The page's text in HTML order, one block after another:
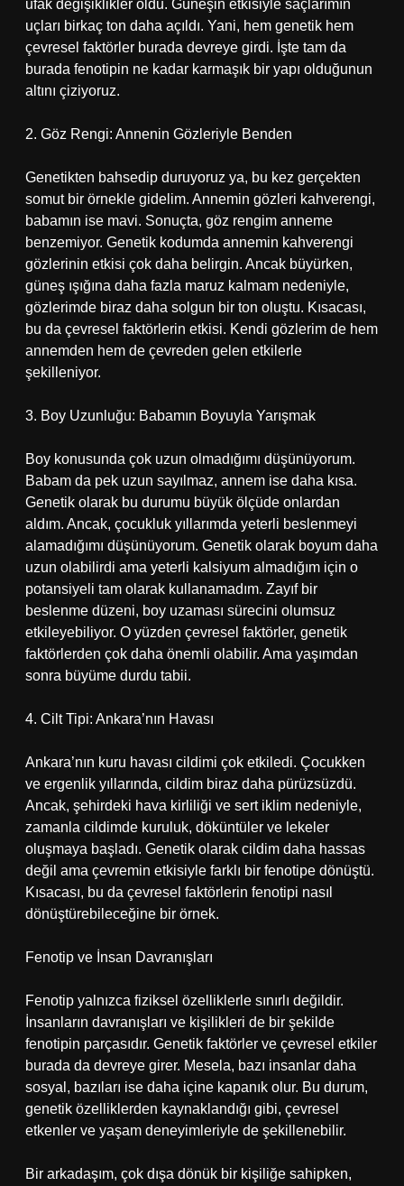
ufak değişiklikler oldu. Güneşin etkisiyle saçlarımın
uçları birkaç ton daha açıldı. Yani, hem genetik hem
çevresel faktörler burada devreye girdi. İşte tam da
burada fenotipin ne kadar karmaşık bir yapı olduğunun
altını çiziyoruz.
2. Göz Rengi: Annenin Gözleriyle Benden
Genetikten bahsedip duruyoruz ya, bu kez gerçekten
somut bir örnekle gidelim. Annemin gözleri kahverengi,
babamın ise mavi. Sonuçta, göz rengim anneme
benzemiyor. Genetik kodumda annemin kahverengi
gözlerinin etkisi çok daha belirgin. Ancak büyürken,
güneş ışığına daha fazla maruz kalmam nedeniyle,
gözlerimde biraz daha solgun bir ton oluştu. Kısacası,
bu da çevresel faktörlerin etkisi. Kendi gözlerim de hem
annemden hem de çevreden gelen etkilerle
şekilleniyor.
3. Boy Uzunluğu: Babamın Boyuyla Yarışmak
Boy konusunda çok uzun olmadığımı düşünüyorum.
Babam da pek uzun sayılmaz, annem ise daha kısa.
Genetik olarak bu durumu büyük ölçüde onlardan
aldım. Ancak, çocukluk yıllarımda yeterli beslenmeyi
alamadığımı düşünüyorum. Genetik olarak boyum daha
uzun olabilirdi ama yeterli kalsiyum almadığım için o
potansiyeli tam olarak kullanamadım. Zayıf bir
beslenme düzeni, boy uzaması sürecini olumsuz
etkileyebiliyor. O yüzden çevresel faktörler, genetik
faktörlerden çok daha önemli olabilir. Ama yaşımdan
sonra büyüme durdu tabii.
4. Cilt Tipi: Ankara’nın Havası
Ankara’nın kuru havası cildimi çok etkiledi. Çocukken
ve ergenlik yıllarında, cildim biraz daha pürüzsüzdü.
Ancak, şehirdeki hava kirliliği ve sert iklim nedeniyle,
zamanla cildimde kuruluk, döküntüler ve lekeler
oluşmaya başladı. Genetik olarak cildim daha hassas
değil ama çevremin etkisiyle farklı bir fenotipe dönüştü.
Kısacası, bu da çevresel faktörlerin fenotipi nasıl
dönüştürebileceğine bir örnek.
Fenotip ve İnsan Davranışları
Fenotip yalnızca fiziksel özelliklerle sınırlı değildir.
İnsanların davranışları ve kişilikleri de bir şekilde
fenotipin parçasıdır. Genetik faktörler ve çevresel etkiler
burada da devreye girer. Mesela, bazı insanlar daha
sosyal, bazıları ise daha içine kapanık olur. Bu durum,
genetik özelliklerden kaynaklandığı gibi, çevresel
etkenler ve yaşam deneyimleriyle de şekillenebilir.
Bir arkadaşım, çok dışa dönük bir kişiliğe sahipken,